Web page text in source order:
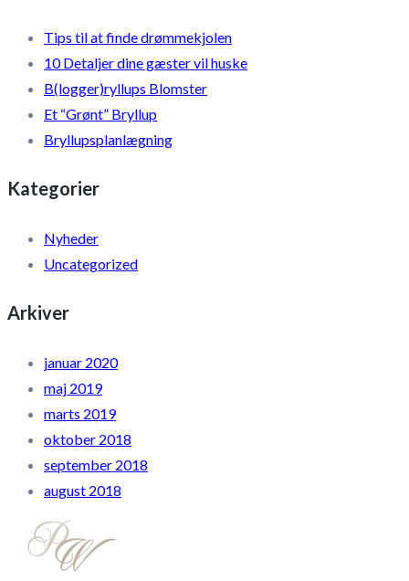
Tips til at finde drømmekjolen
10 Detaljer dine gæster vil huske
B(logger)ryllups Blomster
Et “Grønt” Bryllup
Bryllupsplanlægning
Kategorier
Nyheder
Uncategorized
Arkiver
januar 2020
maj 2019
marts 2019
oktober 2018
september 2018
august 2018